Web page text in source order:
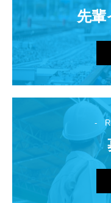
先輩
-　